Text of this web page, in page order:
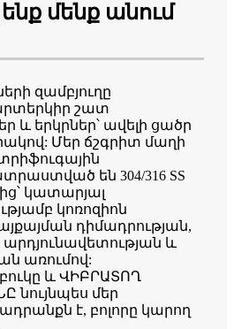
ենք մենք անում
զամբյուղը
շատ
և երկրներ՝ ավելի ցածր
Մեր ճշգրիտ մաղի
են 304/316 SS
կատարյալ
կոռոզիոն
դիմադրության,
և
առումով:
և ՎԻԲՐԱՏՈՂ
նույնպես մեր
է, բոլորը կարող